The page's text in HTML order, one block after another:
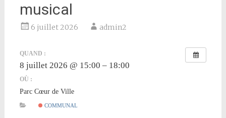
musical
6 juillet 2026 admin2
QUAND :
8 juillet 2026 @ 15:00 – 18:00
OÙ :
Parc Cœur de Ville
COMMUNAL